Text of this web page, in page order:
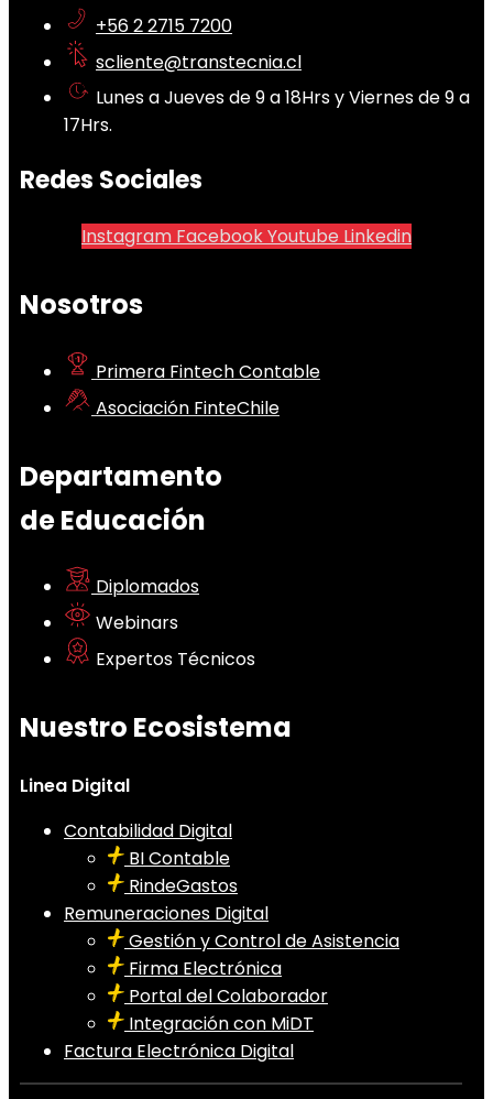
+56 2 2715 7200
scliente@transtecnia.cl
Lunes a Jueves de 9 a 18Hrs y Viernes de 9 a
17Hrs.
Redes Sociales
Instagram FacebookYoutube Linkedin
Nosotros
Primera Fintech Contable
Asociación FinteChile
Departamento
de Educación
Diplomados
Webinars
Expertos Técnicos
Nuestro Ecosistema
Linea Digital
Contabilidad Digital
BI Contable
RindeGastos
Remuneraciones Digital
Gestión y Control de Asistencia
Firma Electrónica
Portal del Colaborador
Integración con MiDT
Factura Electrónica Digital